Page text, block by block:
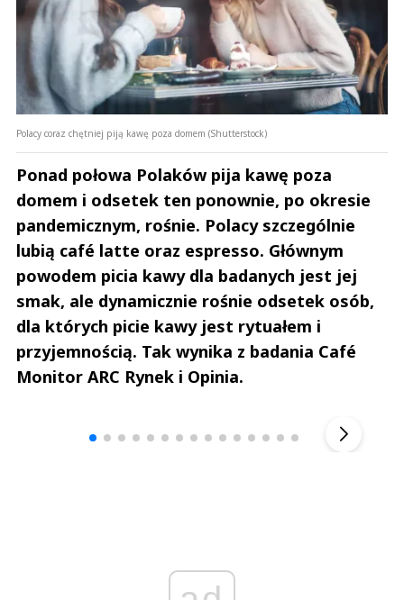
Polacy coraz chętniej piją kawę poza domem (Shutterstock)
Ponad połowa Polaków pija kawę poza
domem i odsetek ten ponownie, po okresie
pandemicznym, rośnie. Polacy szczególnie
lubią café latte oraz espresso. Głównym
powodem picia kawy dla badanych jest jej
smak, ale dynamicznie rośnie odsetek osób,
dla których picie kawy jest rytuałem i
przyjemnością. Tak wynika z badania Café
Monitor ARC Rynek i Opinia.